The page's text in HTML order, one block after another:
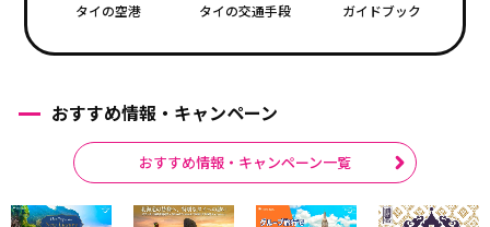
タイの空港 タイの交通手段 ガイドブック
おすすめ情報・キャンペーン
おすすめ情報・キャンペーン一覧